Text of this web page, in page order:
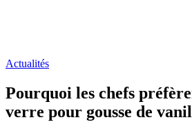
Actualités
Pourquoi les chefs
verre pour gousse de